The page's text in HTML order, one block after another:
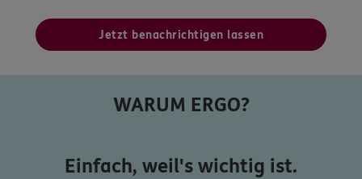
Jetzt benachrichtigen lassen
WARUM ERGO?
Einfach, weil's wichtig ist.